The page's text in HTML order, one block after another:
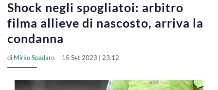
Shock negli spogliatoi: arbitro
filma allieve di nascosto, arriva la
condanna
di Mirko Spadaro 15 Set 2023 | 23:12